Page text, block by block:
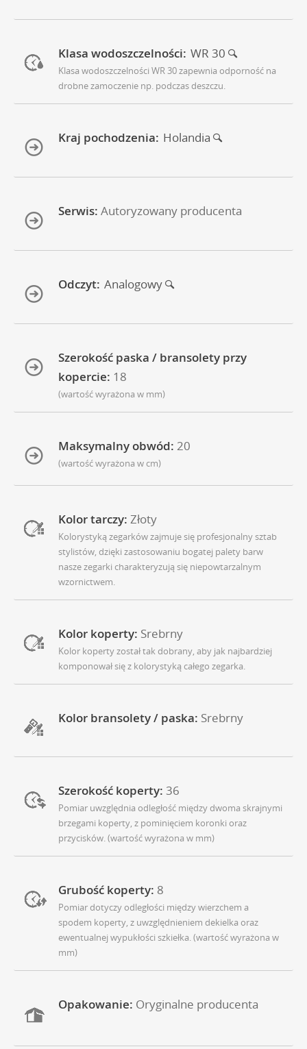
Klasa wodoszczelności: WR 30
Klasa wodoszczelności WR 30 zapewnia odporność na
drobne zamoczenie np. podczas deszczu.
Kraj pochodzenia: Holandia
Serwis: Autoryzowany producenta
Odczyt: Analogowy
Szerokość paska / bransolety przy
kopercie: 18
(wartość wyrażona w mm)
Maksymalny obwód: 20
(wartość wyrażona w cm)
Kolor tarczy: Złoty
Kolorystyką zegarków zajmuje się profesjonalny sztab
stylistów, dzięki zastosowaniu bogatej palety barw
nasze zegarki charakteryzują się niepowtarzalnym
wzornictwem.
Kolor koperty: Srebrny
Kolor koperty został tak dobrany, aby jak najbardziej
komponował się z kolorystyką całego zegarka.
Kolor bransolety / paska: Srebrny
Szerokość koperty: 36
Pomiar uwzględnia odległość między dwoma skrajnymi
brzegami koperty, z pominięciem koronki oraz
przycisków. (wartość wyrażona w mm)
Grubość koperty: 8
Pomiar dotyczy odległości między wierzchem a
spodem koperty, z uwzględnieniem dekielka oraz
ewentualnej wypukłości szkiełka. (wartość wyrażona w
mm)
Opakowanie: Oryginalne producenta